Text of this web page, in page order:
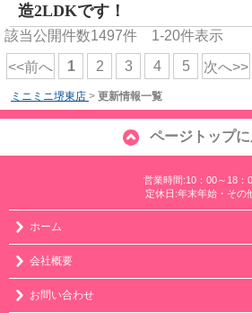
造2LDKです！
該当公開件数1497件 1-20件表示
<<前へ 1 2 3 4 5 次へ>>
ミニミニ堺東店 > 更新情報一覧
ページトップ
営業時間:10：00～18：
定休日:年末年始・その
ホーム
会社概要
お問い合わせ